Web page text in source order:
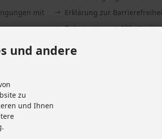
mit
Erklärung zur
Entsorgung von Altbatterien
und andere
zu
und Ihnen